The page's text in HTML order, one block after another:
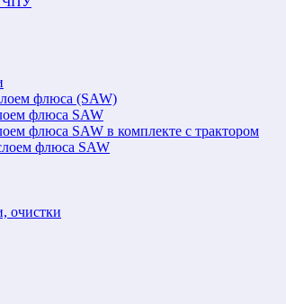
флюса (SAW)
флюса SAW
флюса SAW в комплекте с трактором
флюса SAW
очистки